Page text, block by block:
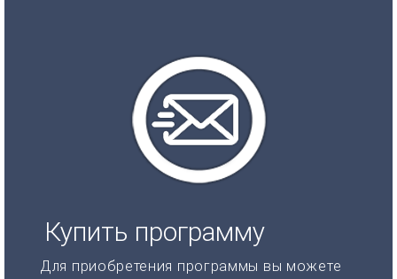
Купить программу
Для приобретения программы вы можете